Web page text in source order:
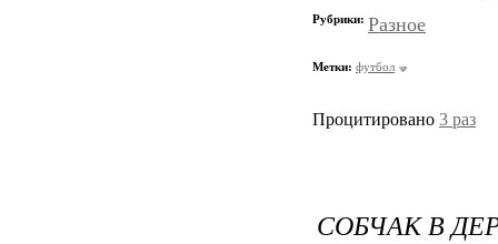
Рубрики: Разное
Метки: футбол
Процитировано 3 раз
СОБЧАК В